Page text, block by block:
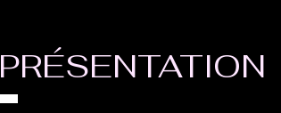
PRÉSENTATION